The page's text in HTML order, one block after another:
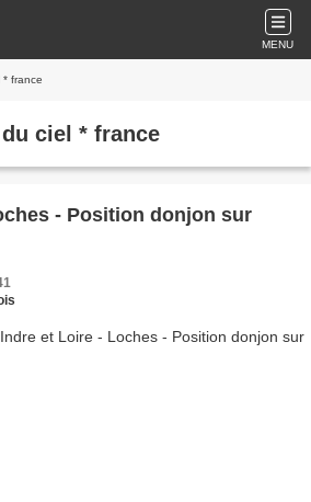
MENU
france
ciel * france
- Position donjon sur